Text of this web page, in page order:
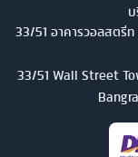
33/51 อาคารวอลสตรี
33/51 Wall Street